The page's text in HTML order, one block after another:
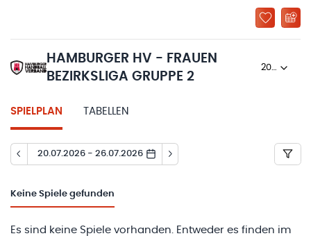
HAMBURGER HV - FRAUEN
BEZIRKSLIGA GRUPPE 2
2022/23
SPIELPLAN TABELLEN
20.07.2026 - 26.07.2026
Keine Spiele gefunden
Es sind keine Spiele vorhanden. Entweder es finden im